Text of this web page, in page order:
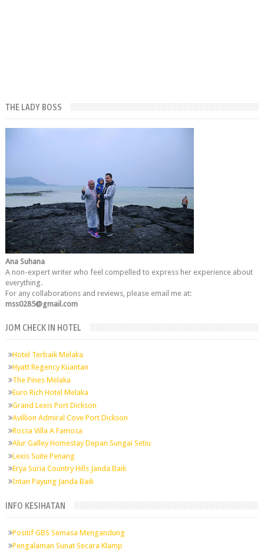
THE LADY BOSS
Ana Suhana
A non-expert writer who feel compelled to express her experience about
everything.
For any collaborations and reviews, please email me at:
mss0285@gmail.com
JOM CHECK IN HOTEL
Hotel Terbaik Melaka
Hyatt Regency Kuantan
The Pines Melaka
Euro Rich Hotel Melaka
Grand Lexis Port Dickson
Avillion Admiral Cove Port Dickson
Rossa Villa A Famosa
Alur Galley Homestay Depan Sungai Setiu
Lexis Suite Penang
Erya Suria Country Hills Janda Baik
Intan Payung Janda Baik
INFO KESIHATAN
Positif GBS Semasa Mengandung
Pengalaman Sunat Secara Klamp